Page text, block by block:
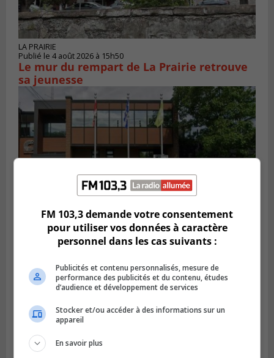
LA PRAIRIE
Publié le 4 août 2026 à 15h50
Le mur du rempart de La Prairie retrouve
sa jeunesse
SAINT-CONSTANT
Saint-Constant signe une nouvelle
convention pour le bien de la population
FM 103,3 demande votre consentement
pour utiliser vos données à caractère
personnel dans les cas suivants :
Publicités et contenu personnalisés, mesure de
performance des publicités et du contenu, études
d’audience et développement de services
Stocker et/ou accéder à des informations sur un
appareil
En savoir plus